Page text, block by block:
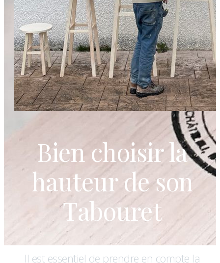
Bien choisir la
hauteur de son
Tabouret
Il est essentiel de prendre en compte la